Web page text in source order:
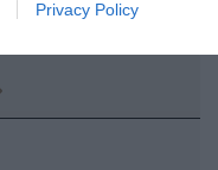
Privacy Policy